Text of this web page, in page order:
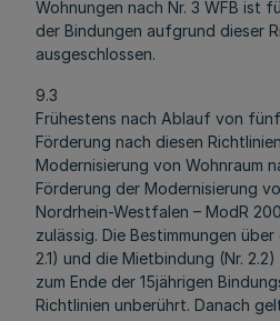
Wohnungen nach Nr. 3 WFB ist
der Bindungen aufgrund dieser
ausgeschlossen.
9.3
Frühestens nach Ablauf von
Förderung nach diesen
Modernisierung von Wohnraum
Förderung der Modernisierung
Nordrhein-Westfalen – ModR
zulässig. Die Bestimmungen
2.1) und die Mietbindung (Nr.
zum Ende der 15jährigen
Richtlinien unberührt. Danach